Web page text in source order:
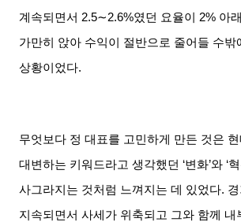
계속되면서 2.5∼2.6%였던 요율이 2% 아
가만히 앉아 수익이 절반으로 줄어들 수밖
상황이었다.
무엇보다 정 대표를 고민하게 만든 것은
대변하는 키워드라고 생각했던 ‘변화’와 ‘혁
사그라지는 것처럼 느껴지는 데 있었다.
지속되면서 사세가 위축되고 그와 함께 내